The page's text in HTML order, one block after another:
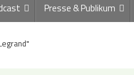
Presse & Publikum